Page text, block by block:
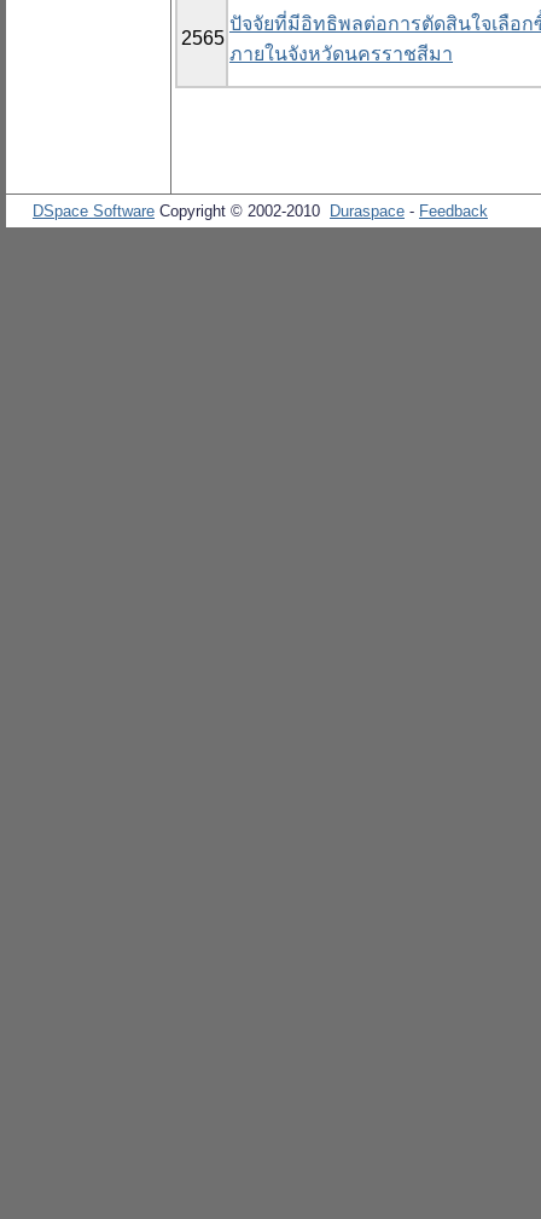
2565
ปัจจัยที่มีอิทธิพลต่อการตัดสินใจเลือ
ภายในจังหวัดนครราชสีมา
DSpace Software Copyright © 2002-2010 Duraspace - Feedback